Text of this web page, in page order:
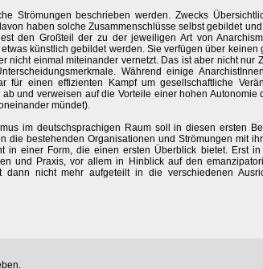
Strömungen beschrieben werden. Zwecks
haben solche Zusammenschlüsse selbst gebildet
den Großteil der zu der jeweiligen Art von
künstlich gebildet werden. Sie verfügen über keinen
nicht einmal miteinander vernetzt. Das ist aber nicht nur
Während einige
für einen effizienten Kampf um gesellschaftliche
und verweisen auf die Vorteile einer hohen Autonomie
mündet).
im deutschsprachigen Raum soll in diesen ersten
die bestehenden Organisationen und Strömungen mit
in einer Form, die einen ersten Überblick bietet. Erst
und Praxis, vor allem in Hinblick auf den
dann nicht mehr aufgeteilt in die verschiedenen